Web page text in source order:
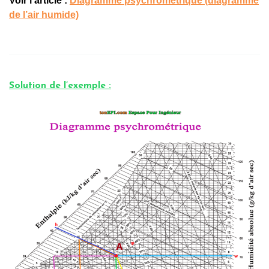
de l’air humide)
Solution de l’exemple :